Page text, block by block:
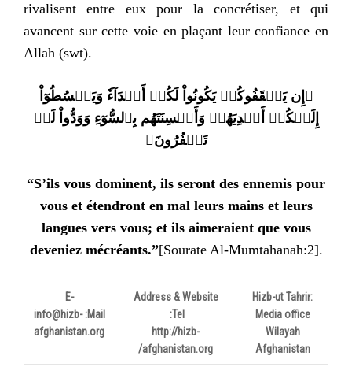
rivalisent entre eux pour la concrétiser, et qui
avancent sur cette voie en plaçant leur confiance en
Allah (swt).
﴿ إِن يَثۡقَفُوكُمۡ يَكُونُواْ لَكُمۡ أَعۡدَآءٗ وَيَبۡسُطُوٓاْ
إِلَيۡكُمۡ أَيۡدِيَهُمۡ وَأَلۡسِنَتَهُم بِٱلسُّوٓءِ وَوَدُّواْ لَوۡ
تَكۡفُرُونَ﴾
“S’ils vous dominent, ils seront des ennemis pour
vous et étendront en mal leurs mains et leurs
langues vers vous; et ils aimeraient que vous
deveniez mécréants.”]Sourate Al-Mumtahanah:2[.
Hizb-ut Tahrir:
Media office
Wilayah
Afghanistan
Address & Website
Tel:
http://hizb-
afghanistan.org/
E-
Mail:
info@hizb-
afghanistan.org